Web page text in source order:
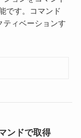
です。コマンド
ティベーションす
ンドで取得